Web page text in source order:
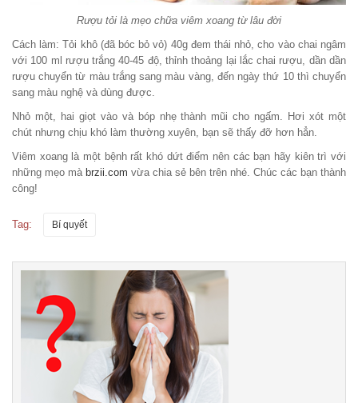
Rượu tỏi là mẹo chữa viêm xoang từ lâu đời
Cách làm: Tỏi khô (đã bóc bỏ vỏ) 40g đem thái nhỏ, cho vào chai ngâm
với 100 ml rượu trắng 40-45 độ, thỉnh thoảng lại lắc chai rượu, dần dần
rượu chuyển từ màu trắng sang màu vàng, đến ngày thứ 10 thì chuyển
sang màu nghệ và dùng được.
Nhỏ một, hai giọt vào và bóp nhẹ thành mũi cho ngấm. Hơi xót một
chút nhưng chịu khó làm thường xuyên, bạn sẽ thấy đỡ hơn hẳn.
Viêm xoang là một bệnh rất khó dứt điểm nên các bạn hãy kiên trì với
những mẹo mà brzii.com vừa chia sẻ bên trên nhé. Chúc các bạn thành
công!
Tag: Bí quyết